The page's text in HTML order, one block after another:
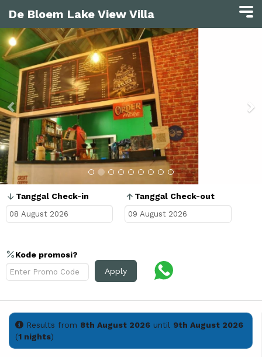
De Bloem Lake View Villa
Previous
Tanggal Check-in Tanggal Check-out
Kode promosi?
Apply
Results from 8th August 2026 until 9th August 2026
(1 nights)